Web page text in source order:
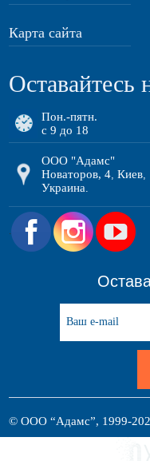
Карта сайта
Оставайтесь
Пон.-пятн.
с 9 до 18
ООО "Адамс"
Новаторов, 4 ,Киев
Украина
.
© ООО “Адамс”, 1999-